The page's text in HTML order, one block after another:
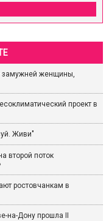
замужней женщины,
проект в
Живи"
второй поток
ростовчанкам в
на-Дону прошла II